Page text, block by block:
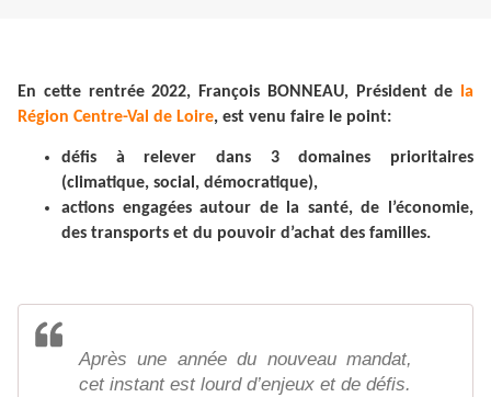
En cette rentrée 2022, François BONNEAU, Président de
la
Région Centre-Val de Loire, est venu faire le point:
défis à relever dans 3 domaines prioritaires
(climatique, social, démocratique),
actions engagées autour de la santé, de l’économie,
des transports et du pouvoir d’achat des familles.
Après une année du nouveau mandat,
cet instant est lourd d’enjeux et de défis.